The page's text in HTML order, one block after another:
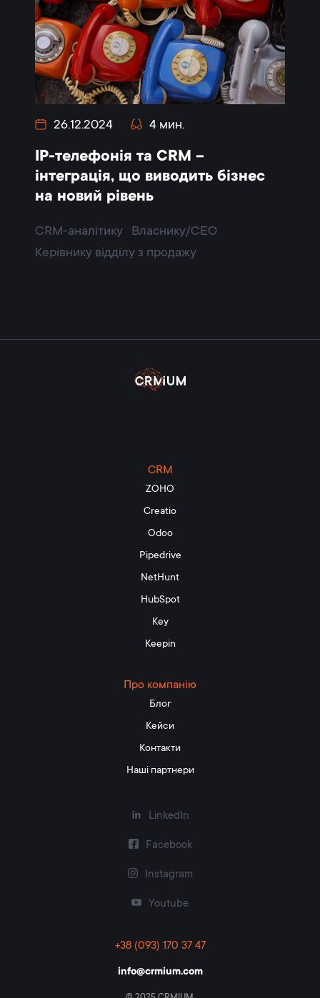
26.12.2024 4 мин.
IP-телефонія та CRM –
інтеграція, що виводить бізнес
на новий рівень
CRM-аналітику
Власнику/CEO
Керівнику відділу з продажу
CRM
ZOHO
Creatio
Odoo
Pipedrive
NetHunt
HubSpot
Key
Keepin
Про компанію
Блог
Кейси
Контакти
Наші партнери
LinkedIn
Facebook
Instagram
Youtube
+38 (093) 170 37 47
info@crmium.com